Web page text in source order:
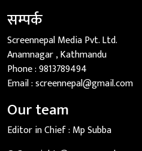
सम्पर्क
Screennepal Media Pvt. Ltd.
Anamnagar , Kathmandu
Phone :9813789494
Email :screennepal@gmail.com
Our team
Editor in Chief : Mp Subba